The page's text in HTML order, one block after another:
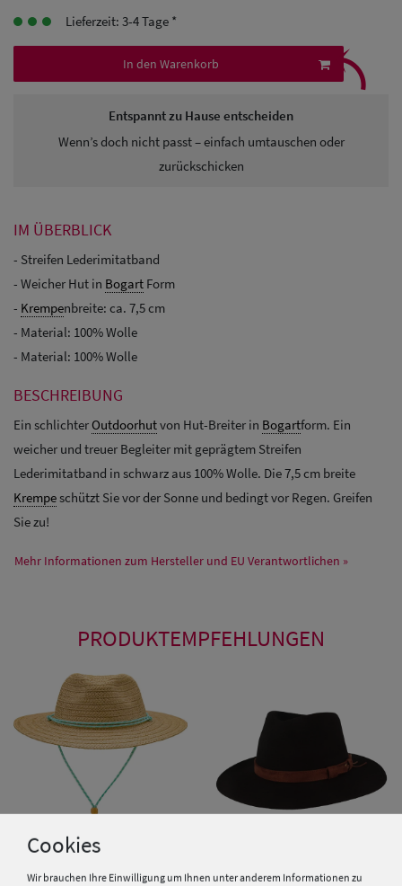
Herren UV-
Schutz Caps
Herren
Herren
Snapback Caps
Lieferzeit: 3-4 Tage *
In den Warenkorb
Entspannt zu Hause entscheiden
Wenn’s doch nicht passt – einfach umtauschen oder
zurückschicken
⤹
IM ÜBERBLICK
- Streifen Lederimitatband
- Weicher Hut in Bogart Form
- Krempenbreite: ca. 7,5 cm
- Material: 100% Wolle
- Material: 100% Wolle
BESCHREIBUNG
Ein schlichterOutdoorhutvon Hut-Breiter in Bogartform. Ein
weicher und treuer Begleiter mit geprägtem Streifen
Lederimitatband in schwarz aus 100% Wolle. Die 7,5 cm breite
Krempeschützt Sie vor der Sonne und bedingt vor Regen. Greifen
Sie zu!
Mehr Informationen zum Hersteller und EU Verantwortlichen »
PRODUKTEMPFEHLUNGEN
Cookies
Wir brauchen Ihre Einwilligung um Ihnen unter anderem Informationen zu